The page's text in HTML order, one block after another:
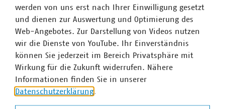
Ansprechpartner
werden von uns erst nach Ihrer Einwilligung gesetzt
und dienen zur Auswertung und Optimierung des
Web-Angebotes. Zur Darstellung von Videos nutzen
wir die Dienste von YouTube. Ihr Einverständnis
können Sie jederzeit im Bereich Privatsphäre mit
Wirkung für die Zukunft widerrufen. Nähere
Informationen finden Sie in unserer
Datenschutzerklärung.